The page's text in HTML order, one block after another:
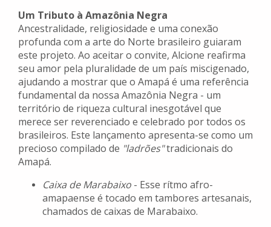
Um Tributo à Amazônia Negra
Ancestralidade, religiosidade e uma conexão
profunda com a arte do Norte brasileiro guiaram
este projeto. Ao aceitar o convite, Alcione reafirma
seu amor pela pluralidade de um país miscigenado,
ajudando a mostrar que o Amapá é uma referência
fundamental da nossa Amazônia Negra - um
território de riqueza cultural inesgotável que
merece ser reverenciado e celebrado por todos os
brasileiros. Este lançamento apresenta-se como um
precioso compilado de "ladrões"tradicionais do
Amapá.
Caixa de Marabaixo - Esse rítmo afro-
amapaense é tocado em tambores artesanais,
chamados de caixas de Marabaixo.